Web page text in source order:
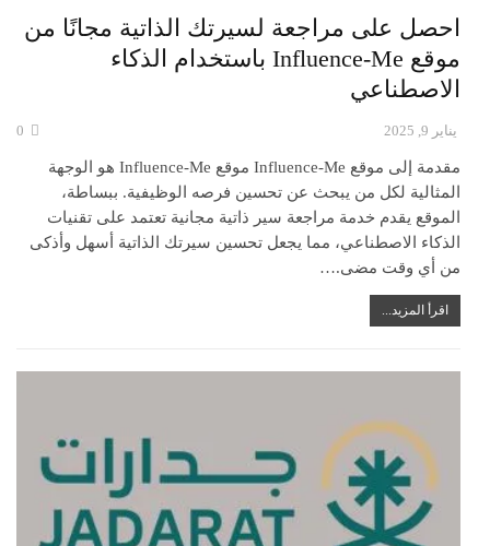
احصل على مراجعة لسيرتك الذاتية مجانًا من
موقع Influence-Me باستخدام الذكاء
الاصطناعي
يناير 9, 2025
مقدمة إلى موقع Influence-Me موقع Influence-Me هو الوجهة
المثالية لكل من يبحث عن تحسين فرصه الوظيفية. ببساطة،
الموقع يقدم خدمة مراجعة سير ذاتية مجانية تعتمد على تقنيات
الذكاء الاصطناعي، مما يجعل تحسين سيرتك الذاتية أسهل وأذكى
من أي وقت مضى.…
اقرأ المزيد...